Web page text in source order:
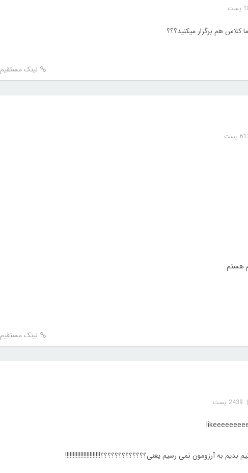
هم برگزار میکنید؟؟؟
لینک مستقیم
پست
هستم
لینک مستقیم
| 2439 پست
بدیم به آرزومون نمی رسیم یعنی؟؟؟؟؟؟؟؟؟؟؟؟؟!!!!!!!!!!!!!!!!!!!!!!!